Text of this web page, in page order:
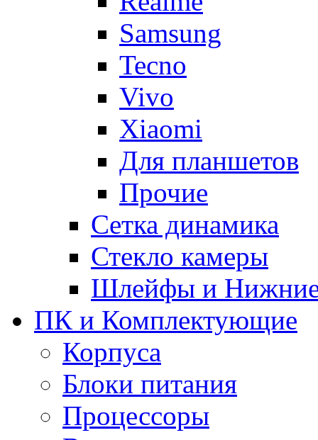
Samsung
Tecno
Vivo
Xiaomi
Для планшетов
Прочие
Сетка динамика
Стекло камеры
Шлейфы и
ПК и Комплектующие
Корпуса
Блоки питания
Процессоры